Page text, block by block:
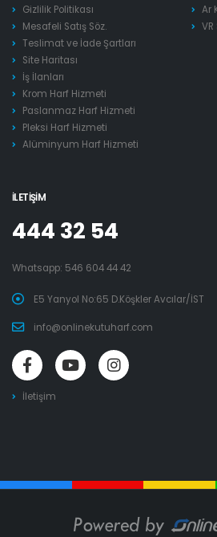
Gizlilik Politikası
Mesafeli Satış Söz.
Teslimat ve İade Şartları
Site Haritası
İş İlanları
Krom Harf Hizmeti
Paslanmaz Harf Hizmeti
Pleksi Harf Hizmeti
Alüminyum Harf Hizmeti
Ar
İLETIŞIM
444 32 54
Whatsapp: 546 604 44 42
E5 Yanyol No:65 D.Köşkler Avcılar/İST
info@onlinekutuharf.com
İletişim